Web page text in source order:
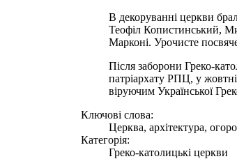
В декоруванні церкви
Теофіл Копистинський,
Марконі. Урочисте
Після заборони Греко-
патріархату РПЦ, у
віруючим Української
Ключові слова:
Церква, архітектура,
Категорія:
Греко-католицькі церкви